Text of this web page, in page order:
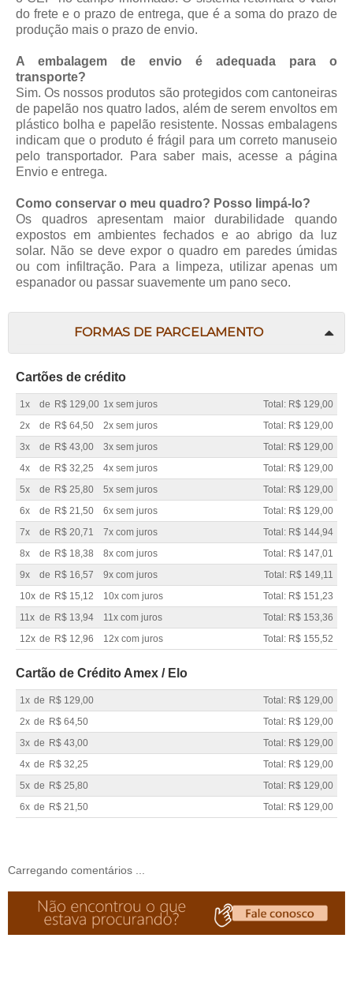
do frete e o prazo de entrega, que é a soma do prazo de
produção mais o prazo de envio.
A embalagem de envio é adequada para o
transporte?
Sim. Os nossos produtos são protegidos com cantoneiras
de papelão nos quatro lados, além de serem envoltos em
plástico bolha e papelão resistente. Nossas embalagens
indicam que o produto é frágil para um correto manuseio
pelo transportador. Para saber mais, acesse a página
Envio e entrega.
Como conservar o meu quadro? Posso limpá-lo?
Os quadros apresentam maior durabilidade quando
expostos em ambientes fechados e ao abrigo da luz
solar. Não se deve expor o quadro em paredes úmidas
ou com infiltração. Para a limpeza, utilizar apenas um
espanador ou passar suavemente um pano seco.
FORMAS DE PARCELAMENTO
Cartões de crédito
1x de R$ 129,00 1x sem juros
Total: R$ 129,00
2x
de R$ 64,50 2x sem juros
Total: R$ 129,00
3x
de R$ 43,00 3x sem juros
Total: R$ 129,00
4x
de R$ 32,25 4x sem juros
Total: R$ 129,00
5x
de R$ 25,80 5x sem juros
Total: R$ 129,00
6x
de R$ 21,50 6x sem juros
Total: R$ 129,00
7x
de R$ 20,71 7x com juros
Total: R$ 144,94
8x
de R$ 18,38 8x com juros
Total: R$ 147,01
9x
de R$ 16,57 9x com juros
Total: R$ 149,11
10x de R$ 15,12 10x com juros
Total: R$ 151,23
11x de R$ 13,94 11x com juros
Total: R$ 153,36
12x de R$ 12,96 12x com juros Total: R$ 155,52
Cartão de Crédito Amex / Elo
1x de R$ 129,00
Total: R$ 129,00
2x de R$ 64,50
Total: R$ 129,00
3x de R$ 43,00
Total: R$ 129,00
4x de R$ 32,25
Total: R$ 129,00
5x de R$ 25,80
Total: R$ 129,00
6x de R$ 21,50 Total: R$ 129,00
Carregando comentários ...